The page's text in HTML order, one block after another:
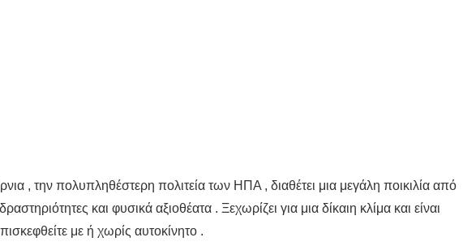
, την πολυπληθέστερη πολιτεία των ΗΠΑ , διαθέτει μια μεγάλη ποικιλία από
και φυσικά αξιοθέατα . Ξεχωρίζει για μια δίκαιη κλίμα και είναι
με ή χωρίς αυτοκίνητο .